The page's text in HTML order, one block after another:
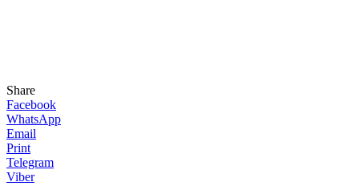
Share
Facebook
WhatsApp
Email
Print
Telegram
Viber